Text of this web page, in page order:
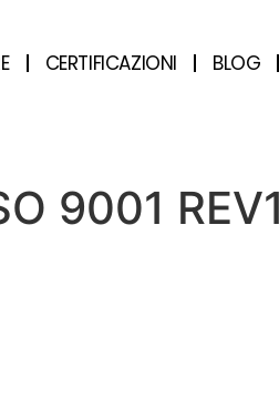
CERTIFICAZIONI
BLOG
9001